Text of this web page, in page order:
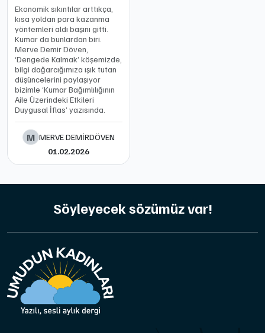
Ekonomik sıkıntılar arttıkça,
kısa yoldan para kazanma
yöntemleri aldı başını gitti.
Kumar da bunlardan biri.
Merve Demir Döven,
‘Dengede Kalmak’ köşemizde,
bilgi dağarcığımıza ışık tutan
düşüncelerini paylaşıyor
bizimle ‘Kumar Bağımlılığının
Aile Üzerindeki Etkileri
Duygusal İflas’ yazısında.
M MERVE DEMİRDÖVEN
01.02.2026
Söyleyecek sözümüz var!